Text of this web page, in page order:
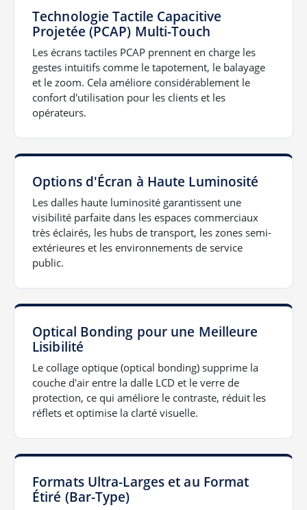
Technologie Tactile Capacitive
Projetée (PCAP) Multi-Touch
Les écrans tactiles PCAP prennent en charge les
gestes intuitifs comme le tapotement, le balayage
et le zoom. Cela améliore considérablement le
confort d'utilisation pour les clients et les
opérateurs.
Options d'Écran à Haute Luminosité
Les dalles haute luminosité garantissent une
visibilité parfaite dans les espaces commerciaux
très éclairés, les hubs de transport, les zones semi-
extérieures et les environnements de service
public.
Optical Bonding pour une Meilleure
Lisibilité
Le collage optique (optical bonding) supprime la
couche d'air entre la dalle LCD et le verre de
protection, ce qui améliore le contraste, réduit les
réflets et optimise la clarté visuelle.
Formats Ultra-Larges et au Format
Étiré (Bar-Type)